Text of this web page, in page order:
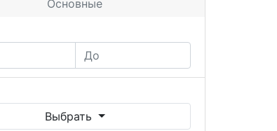
Основные
Выбрать